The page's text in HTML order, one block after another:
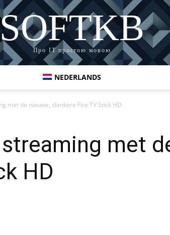
SOFTKB
Про ІТ простою мовою
NEDERLANDS
met de nieuwe, slankere Fire TV Stick HD
met
HD